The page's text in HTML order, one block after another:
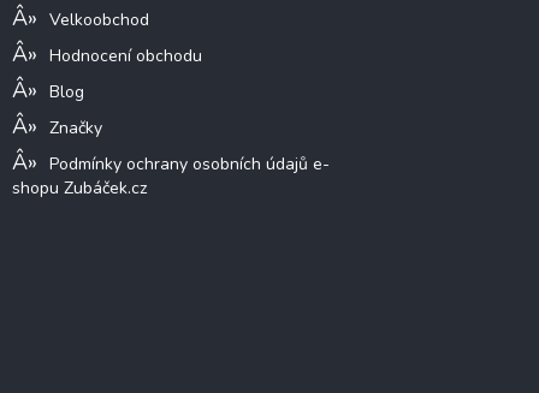
Velkoobchod
Hodnocení obchodu
Blog
Značky
Podmínky ochrany osobních údajů e-
shopu Zubáček.cz